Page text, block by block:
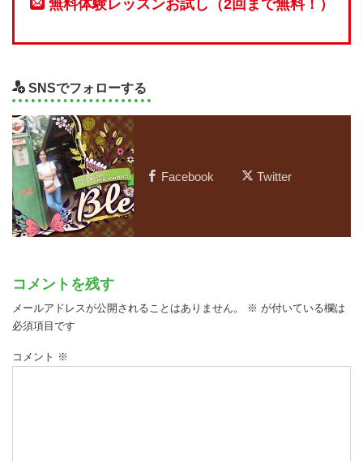
無料体験レッスンお試し（2回まで無料！）
SNSでフォローする
Facebook Twitter
コメントを残す
メールアドレスが公開されることはありません。 ※ が付いている欄は
必須項目です
コメント ※